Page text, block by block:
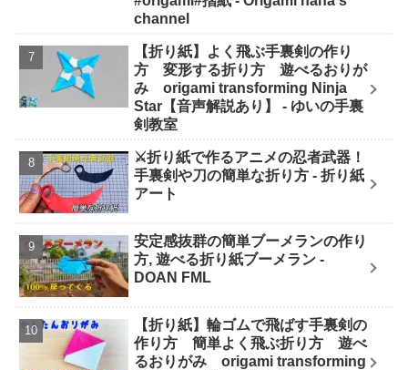
channel
【折り紙】よく飛ぶ手裏剣の作り
方 変形する折り方 遊べるおりが
み origami transforming Ninja
Star【音声解説あり】 - ゆいの手裏
剣教室
⚔️折り紙で作るアニメの忍者武器！
手裏剣や刀の簡単な折り方 - 折り紙
アート
安定感抜群の簡単ブーメランの作り
方, 遊べる折り紙ブーメラン -
DOAN FML
【折り紙】輪ゴムで飛ばす手裏剣の
作り方 簡単よく飛ぶ折り方 遊べ
るおりがみ origami transforming